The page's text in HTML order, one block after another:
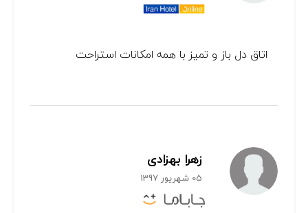
اتاق دل باز و تمیز با همه امکانات استراحت
زهرا بهزادی
05 شهریور 1397